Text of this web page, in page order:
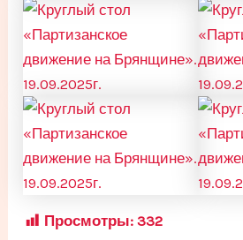
Просмотры: 332